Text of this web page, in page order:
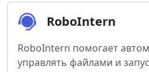
RoboIntern
RoboIntern помогает
управлять файлами и